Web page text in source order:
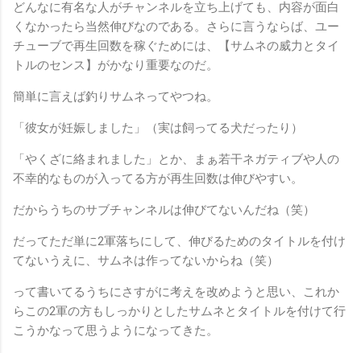
どんなに有名な人がチャンネルを立ち上げても、内容が面白
くなかったら当然伸びなのである。さらに言うならば、ユー
チューブで再生回数を稼ぐためには、【サムネの威力とタイ
トルのセンス】がかなり重要なのだ。
簡単に言えば釣りサムネってやつね。
「彼女が妊娠しました」（実は飼ってる犬だったり）
「やくざに絡まれました」とか、まぁ若干ネガティブや人の
不幸的なものが入ってる方が再生回数は伸びやすい。
だからうちのサブチャンネルは伸びてないんだね（笑）
だってただ単に2軍落ちにして、伸びるためのタイトルを付け
てないうえに、サムネは作ってないからね（笑）
って書いてるうちにさすがに考えを改めようと思い、これか
らこの2軍の方もしっかりとしたサムネとタイトルを付けて行
こうかなって思うようになってきた。